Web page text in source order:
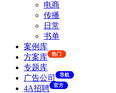
电商
传播
日常
书单
案例库
方案库
热门
专题库
广告公司
导航
4A招聘 官方